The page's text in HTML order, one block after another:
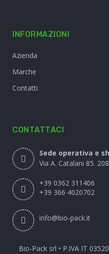
INFORMAZIONI
Azienda
Marche
Contatti
CONTATTACI
Sede operativa e
Via A. Catalani 85.
+39 0362 311406
+39 366 4020702
info@bio-pack.it
Bio-Pack srl • P.IVA IT